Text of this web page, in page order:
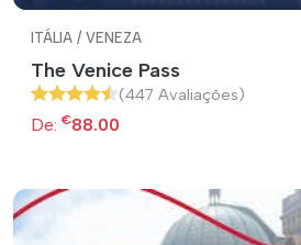
ITÁLIA / VENEZA
The Venice Pass
(447 Avaliações)
De: €88.00